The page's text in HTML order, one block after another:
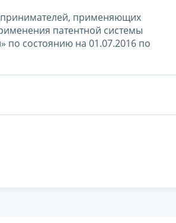
применяющих
патентной системы
по состоянию на 01.07.2016 по